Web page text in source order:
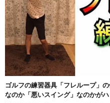
ゴルフの練習器具「フレループ」
なのか「悪いスイング」なのかがハ